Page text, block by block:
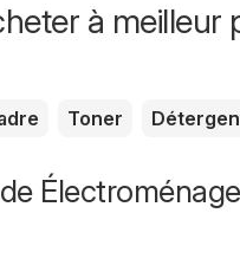
à meilleur
Toner